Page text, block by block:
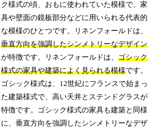
ク様式の頃、おもに使われていた模様で、家
具や壁面の鏡板部分などに用いられる代表的
な模様のひとつです。リネンフォールドは、
垂直方向を強調したシンメトリーなデザイン
が特徴です。リネンフォールドは、ゴシック
様式の家具や建築によく見られる模様です。
ゴシック様式は、12世紀にフランスで始まっ
た建築様式で、高い天井とステンドグラスが
特徴です。ゴシック様式の家具も建築と同様
に、垂直方向を強調したシンメトリーなデザ